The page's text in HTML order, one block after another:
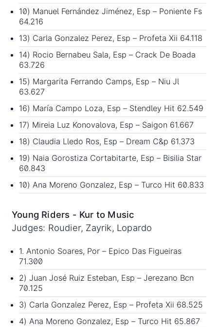
10) Manuel Fernández Jiménez, Esp – Poniente Fs
64.216
13) Carla Gonzalez Perez, Esp – Profeta Xii 64.118
14) Rocio Bernabeu Sala, Esp – Crack De Boada
63.726
15) Margarita Ferrando Camps, Esp – Niu Jl
63.627
16) María Campo Loza, Esp – Stendley Hit 62.549
17) Mireia Luz Konovalova, Esp – Saigon 61.667
18) Claudia Lledo Ros, Esp – Dream C&p 61.373
19) Naia Gorostiza Cortabitarte, Esp – Bisilia Star
60.843
10) Ana Moreno Gonzalez, Esp – Turco Hit 60.833
Young Riders - Kur to Music
Judges: Roudier, Zayrik, Lopardo
1. Antonio Soares, Por – Epico Das Figueiras
71.300
2) Juan José Ruiz Esteban, Esp – Jerezano Bcn
70.125
3) Carla Gonzalez Perez, Esp – Profeta Xii 68.525
4) Ana Moreno Gonzalez, Esp – Turco Hit 65.867